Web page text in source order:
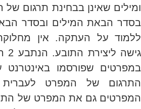
ומילים שאינן בבחינת תרגום של
בסדר הבאת המילים ובסדר
ללמוד על העתקה. אין
במפרטים שפורסמו
התרגום של המפרט לעברית
המפרטים גם את המפרט של